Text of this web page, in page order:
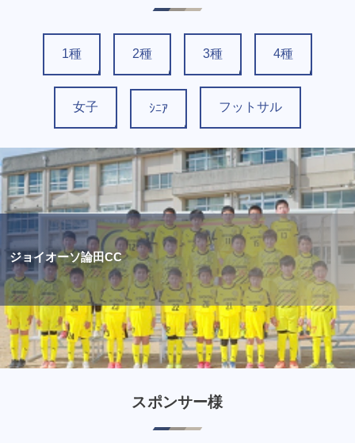
1種 2種 3種 4種
女子 ｼﾆｱ フットサル
ジョイオーソ論田CC
スポンサー様